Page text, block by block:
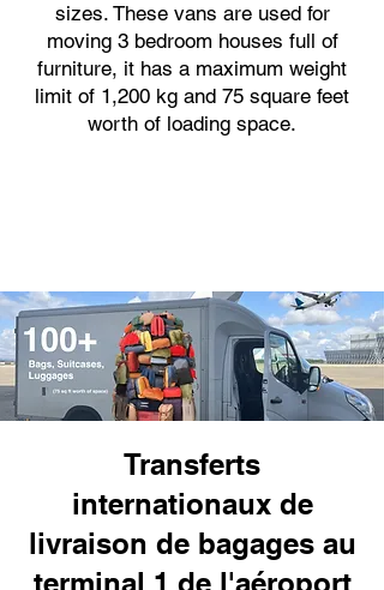
sizes. These vans are used for
moving 3 bedroom houses full of
furniture, it has a maximum weight
limit of 1,200 kg and 75 square feet
worth of loading space.
Transferts
internationaux de
livraison de bagages au
terminal 1 de l'aéroport